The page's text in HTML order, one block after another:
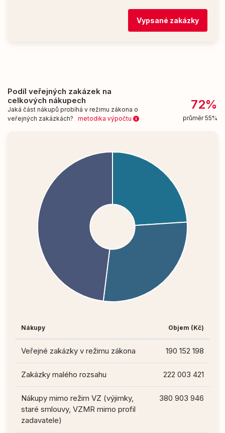
Vypsané zakázky
Podíl veřejných zakázek na
celkových nákupech
Jaká část nákupů probíhá v režimu zákona o
veřejných zakázkách? metodika výpočtu
72%
průměr 55%
Nákupy Objem (Kč)
Veřejné zakázky v režimu zákona 190 152 198
Zakázky malého rozsahu 222 003 421
Nákupy mimo režim VZ (výjimky,
staré smlouvy, VZMR mimo profil
zadavatele)
380 903 946